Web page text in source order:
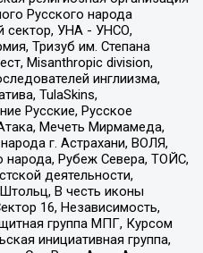
Русского народа
сектор, УНА - УНСО,
Тризуб им. Степана
Misanthropic division,
инглиизма,
TulaSkins,
Русские, Русское
Мечеть Мирмамеда,
г. Астрахани, ВОЛЯ,
Рубеж Севера, ТОЙС,
деятельности,
В честь иконы
16, Независимость,
группа МПГ, Курсом
инициативная группа,